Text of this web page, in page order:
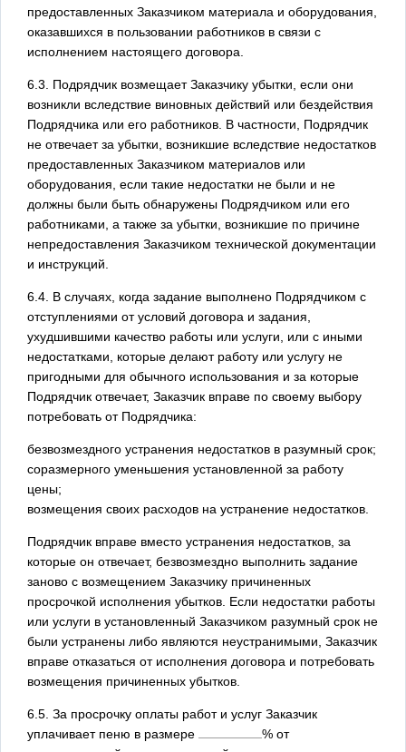
предоставленных Заказчиком материала и оборудования,
оказавшихся в пользовании работников в связи с
исполнением настоящего договора.
6.3. Подрядчик возмещает Заказчику убытки, если они
возникли вследствие виновных действий или бездействия
Подрядчика или его работников. В частности, Подрядчик
не отвечает за убытки, возникшие вследствие недостатков
предоставленных Заказчиком материалов или
оборудования, если такие недостатки не были и не
должны были быть обнаружены Подрядчиком или его
работниками, а также за убытки, возникшие по причине
непредоставления Заказчиком технической документации
и инструкций.
6.4. В случаях, когда задание выполнено Подрядчиком с
отступлениями от условий договора и задания,
ухудшившими качество работы или услуги, или с иными
недостатками, которые делают работу или услугу не
пригодными для обычного использования и за которые
Подрядчик отвечает, Заказчик вправе по своему выбору
потребовать от Подрядчика:
безвозмездного устранения недостатков в разумный срок;
соразмерного уменьшения установленной за работу
цены;
возмещения своих расходов на устранение недостатков.
Подрядчик вправе вместо устранения недостатков, за
которые он отвечает, безвозмездно выполнить задание
заново с возмещением Заказчику причиненных
просрочкой исполнения убытков. Если недостатки работы
или услуги в установленный Заказчиком разумный срок не
были устранены либо являются неустранимыми, Заказчик
вправе отказаться от исполнения договора и потребовать
возмещения причиненных убытков.
6.5. За просрочку оплаты работ и услуг Заказчик
уплачивает пеню в размере
% от